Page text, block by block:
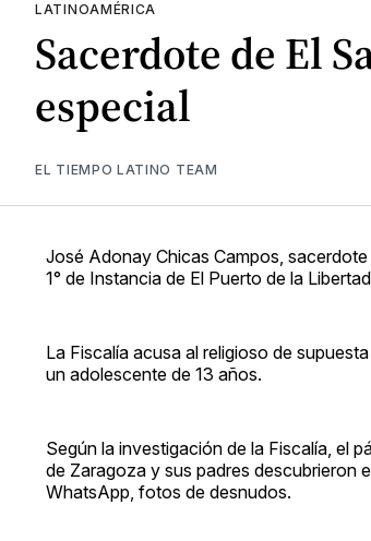
LATINOAMÉRICA
Sacerdote de El
especial
EL TIEMPO LATINO TEAM
José Adonay Chicas Campos,
1° de Instancia de El Puerto de la
La Fiscalía acusa al religioso de
un adolescente de 13 años.
Según la investigación de la Fiscalía, el
de Zaragoza y sus padres descubrieron
WhatsApp, fotos de desnudos.